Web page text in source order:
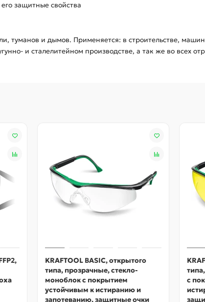
защитные свойства
туманов и дымов. Применяется: в строительстве,
и сталелитейном производстве, а так же во всех
KRAFTOOL BASIC, открытого
типа, прозрачные, стекло-
моноблок с покрытием
устойчивым к истиранию и
запотеванию, защитные очки
с